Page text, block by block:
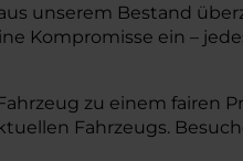
unserem Bestand
Kompromisse ein –
zu einem fairen
Fahrzeugs.